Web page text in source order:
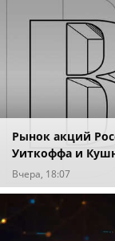
Рынок акций
Уиткоффа и
Вчера, 18:07